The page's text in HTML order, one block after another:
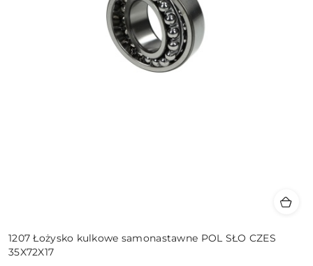
1207 Łożysko kulkowe samonastawne POL SŁO CZES
35X72X17